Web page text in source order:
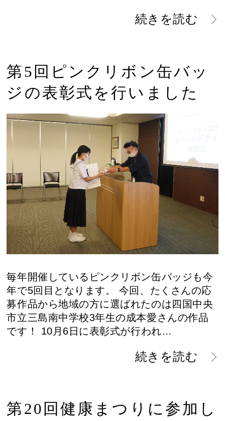
続きを読む
第5回ピンクリボン缶バッ
ジの表彰式を行いました
毎年開催しているピンクリボン缶バッジも今
年で5回目となります。 今回、たくさんの応
募作品から地域の方に選ばれたのは四国中央
市立三島南中学校3年生の成本愛さんの作品
です！ 10月6日に表彰式が行われ…
続きを読む
第20回健康まつりに参加し